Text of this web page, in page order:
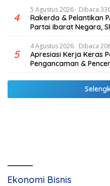
4
5 Agustus 2026 Dibaca
Rakerda & Pelantikan
Partai Ibarat Negara,
Hektar & Larangan
5
4 Agustus 2026 Dibaca
Apresiasi Kerja Keras
Pengancaman &
Damai
Ekonomi Bisnis